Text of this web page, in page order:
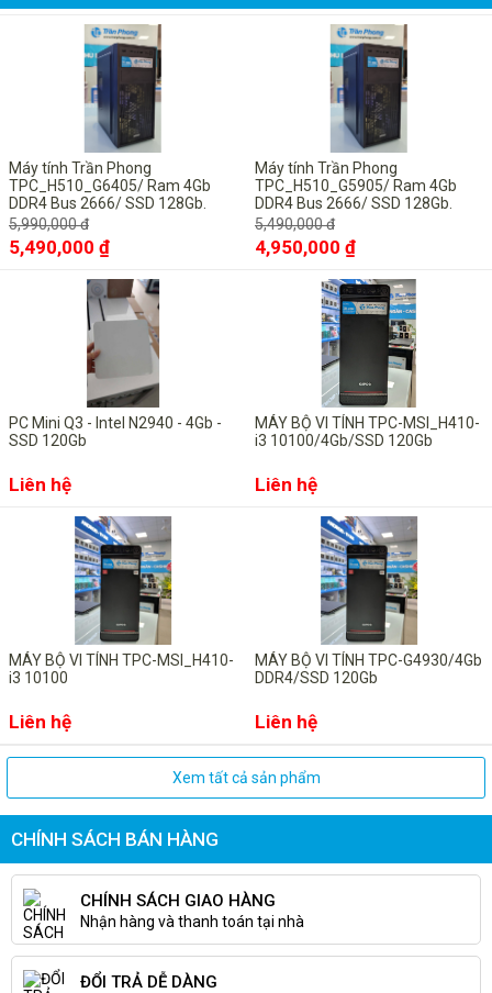
Địa chỉ : 131 Quy Lưu – Phủ Lý – Hà Nam
Điện thoại : 0351 355 2222 – Fax : 0351 355 666
Mobile : 0987 113 911 - 0945 113 911(Mr.Hạnh)
Email : tranphongjsc@gmail.com – Yahoo : tranphongjsc
Máy tính Trần Phong
TPC_H510_G6405/ Ram 4Gb
DDR4 Bus 2666/ SSD 128Gb.
Máy bộ văn phòng - Giải trí
5,990,000 đ
5,490,000 ₫
Máy tính Trần Phong
TPC_H510_G5905/ Ram 4Gb
DDR4 Bus 2666/ SSD 128Gb.
Máy bộ văn phòng - Giải trí
5,490,000 đ
4,950,000 ₫
PC Mini Q3 - Intel N2940 - 4Gb -
SSD 120Gb
Liên hệ
MÁY BỘ VI TÍNH TPC-MSI_H410-
i3 10100/4Gb/SSD 120Gb
Liên hệ
MÁY BỘ VI TÍNH TPC-MSI_H410-
i3 10100
Liên hệ
MÁY BỘ VI TÍNH TPC-G4930/4Gb
DDR4/SSD 120Gb
Liên hệ
Xem tất cả sản phẩm
CHÍNH SÁCH BÁN HÀNG
CHÍNH SÁCH GIAO HÀNG
Nhận hàng và thanh toán tại nhà
ĐỔI TRẢ DỄ DÀNG